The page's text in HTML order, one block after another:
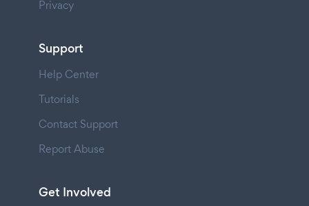
Privacy
Support
Help Center
Tutorials
Contact Support
Report Abuse
Get Involved